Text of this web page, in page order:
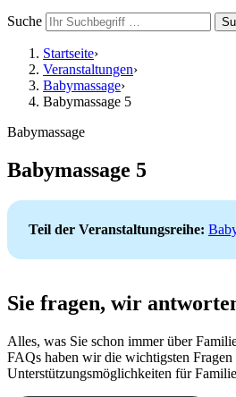
Suche
Startseite›
Veranstaltungen›
Babymassage›
Babymassage 5
Babymassage
Babymassage 5
Teil der Veranstaltungsreihe:
Sie fragen, wir
Alles, was Sie schon immer über
FAQs haben wir die wichtigsten
Unterstützungsmöglichkeiten für